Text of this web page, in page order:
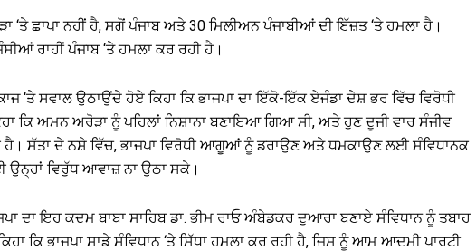
‘ਤੇ ਛਾਪਾ ਨਹੀਂ ਹੈ, ਸਗੋਂ ਪੰਜਾਬ ਅਤੇ 30 ਮਿਲੀਅਨ ਪੰਜਾਬੀਆਂ ਦੀ ਇੱਜ਼ਤ ‘ਤੇ ਹਮਲਾ ਹੈ।
ਰਾਹੀਂ ਪੰਜਾਬ ‘ਤੇ ਹਮਲਾ ਕਰ ਰਹੀ ਹੈ।
‘ਤੇ ਸਵਾਲ ਉਠਾਉਂਦੇ ਹੋਏ ਕਿਹਾ ਕਿ ਭਾਜਪਾ ਦਾ ਇੱਕੋ-ਇੱਕ ਏਜੰਡਾ ਦੇਸ਼ ਭਰ ਵਿੱਚ ਵਿਰੋਧੀ
ਕਿ ਅਮਨ ਅਰੋੜਾ ਨੂੰ ਪਹਿਲਾਂ ਨਿਸ਼ਾਨਾ ਬਣਾਇਆ ਗਿਆ ਸੀ, ਅਤੇ ਹੁਣ ਦੂਜੀ ਵਾਰ ਸੰਜੀਵ
ਹੈ। ਸੱਤਾ ਦੇ ਨਸ਼ੇ ਵਿੱਚ, ਭਾਜਪਾ ਵਿਰੋਧੀ ਆਗੂਆਂ ਨੂੰ ਡਰਾਉਣ ਅਤੇ ਧਮਕਾਉਣ ਲਈ ਸੰਵਿਧਾਨਕ
ਉਨ੍ਹਾਂ ਵਿਰੁੱਧ ਆਵਾਜ਼ ਨਾ ਉਠਾ ਸਕੇ।
ਦਾ ਇਹ ਕਦਮ ਬਾਬਾ ਸਾਹਿਬ ਡਾ. ਭੀਮ ਰਾਓ ਅੰਬੇਡਕਰ ਦੁਆਰਾ ਬਣਾਏ ਸੰਵਿਧਾਨ ਨੂੰ ਤਬਾਹ
ਕਿ ਭਾਜਪਾ ਸਾਡੇ ਸੰਵਿਧਾਨ ‘ਤੇ ਸਿੱਧਾ ਹਮਲਾ ਕਰ ਰਹੀ ਹੈ, ਜਿਸ ਨੂੰ ਆਮ ਆਦਮੀ ਪਾਰਟੀ